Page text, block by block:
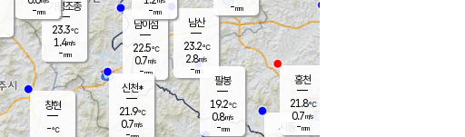
남이섬
22.5℃
0.7m/s
-mm
남산
23.2℃
2.8m/s
-mm
팔봉
19.2℃
0.8m/s
-mm
-mm
가평조종
23.3℃
1.4m/s
-mm
신천*
21.9℃
0.7m/s
창현
-℃
-mm
시동
홍천
21.8℃
0.7m/s
-mm
-mm